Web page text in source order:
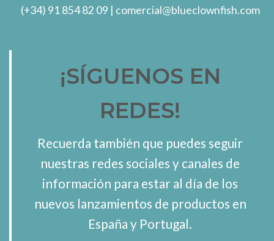
(+34) 91 854 82 09 | comercial@blueclownfish.com
¡SÍGUENOS EN
REDES!
Recuerda también que puedes seguir
nuestras redes sociales y canales de
información para estar al día de los
nuevos lanzamientos de productos en
España y Portugal.